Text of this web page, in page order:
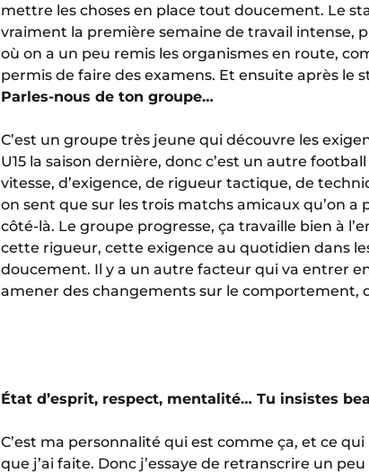
mettre les choses en place tout doucement. Le
vraiment la première semaine de travail intense,
où on a un peu remis les organismes en route,
permis de faire des examens. Et ensuite après le
Parles-nous de ton groupe…
C’est un groupe très jeune qui découvre les
U15 la saison dernière, donc c’est un autre
vitesse, d’exigence, de rigueur tactique, de
on sent que sur les trois matchs amicaux qu’on
côté-là. Le groupe progresse, ça travaille bien à
cette rigueur, cette exigence au quotidien dans
doucement. Il y a un autre facteur qui va entrer
amener des changements sur le comportement,
État d’esprit, respect, mentalité… Tu insistes
C’est ma personnalité qui est comme ça, et ce
que j’ai faite. Donc j’essaye de retranscrire un